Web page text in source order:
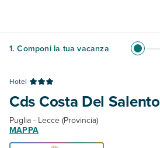
1. Componi la tua vacanza
Hotel
Cds Costa Del Salento
Puglia - Lecce (Provincia)
MAPPA